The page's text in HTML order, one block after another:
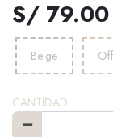
S/ 79.00
Beige
CANTIDAD